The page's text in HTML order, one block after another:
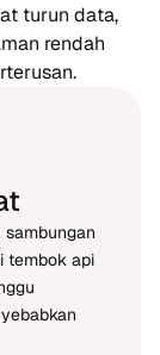
turun data,
rendah
tembok api